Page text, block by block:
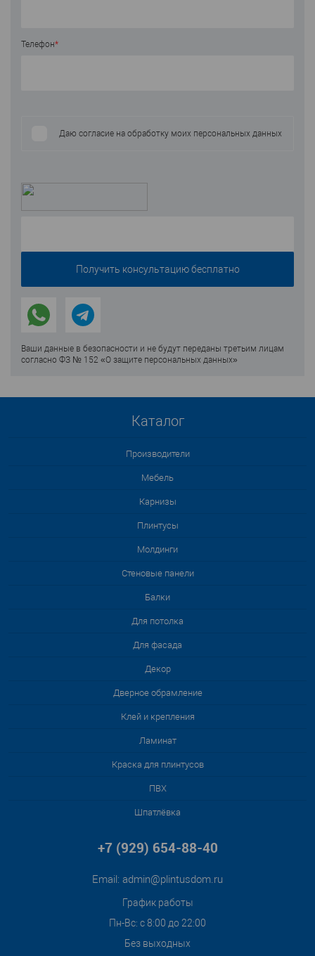
Телефон*
Даю согласие на обработку моих персональных данных
Ваши данные в безопасности и не будут переданы третьим лицам
согласно ФЗ № 152 «О защите персональных данных»
Каталог
Производители
Мебель
Карнизы
Плинтусы
Молдинги
Стеновые панели
Балки
Для потолка
Для фасада
Декор
Дверное обрамление
Клей и крепления
Ламинат
Краска для плинтусов
ПВХ
Шпатлёвка
+7 (929) 654-88-40
Email: admin@plintusdom.ru
График работы
Пн-Вс: с 8:00 до 22:00
Без выходных